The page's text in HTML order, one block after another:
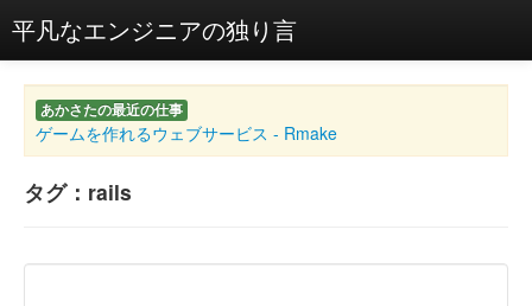
平凡なエンジニアの独り言
あかさたの最近の仕事
ゲームを作れるウェブサービス - Rmake
タグ：rails